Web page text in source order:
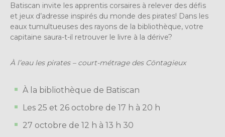
Batiscan invite les apprentis corsaires à relever des défis
et jeux d’adresse inspirés du monde des pirates! Dans les
eaux tumultueuses des rayons de la bibliothèque, votre
capitaine saura-t-il retrouver le livre à la dérive?
À l’eau les pirates – court-métrage des Cöntagieux
À la bibliothèque de Batiscan
Les 25 et 26 octobre de 17 h à 20 h
27 octobre de 12 h à 13 h 30